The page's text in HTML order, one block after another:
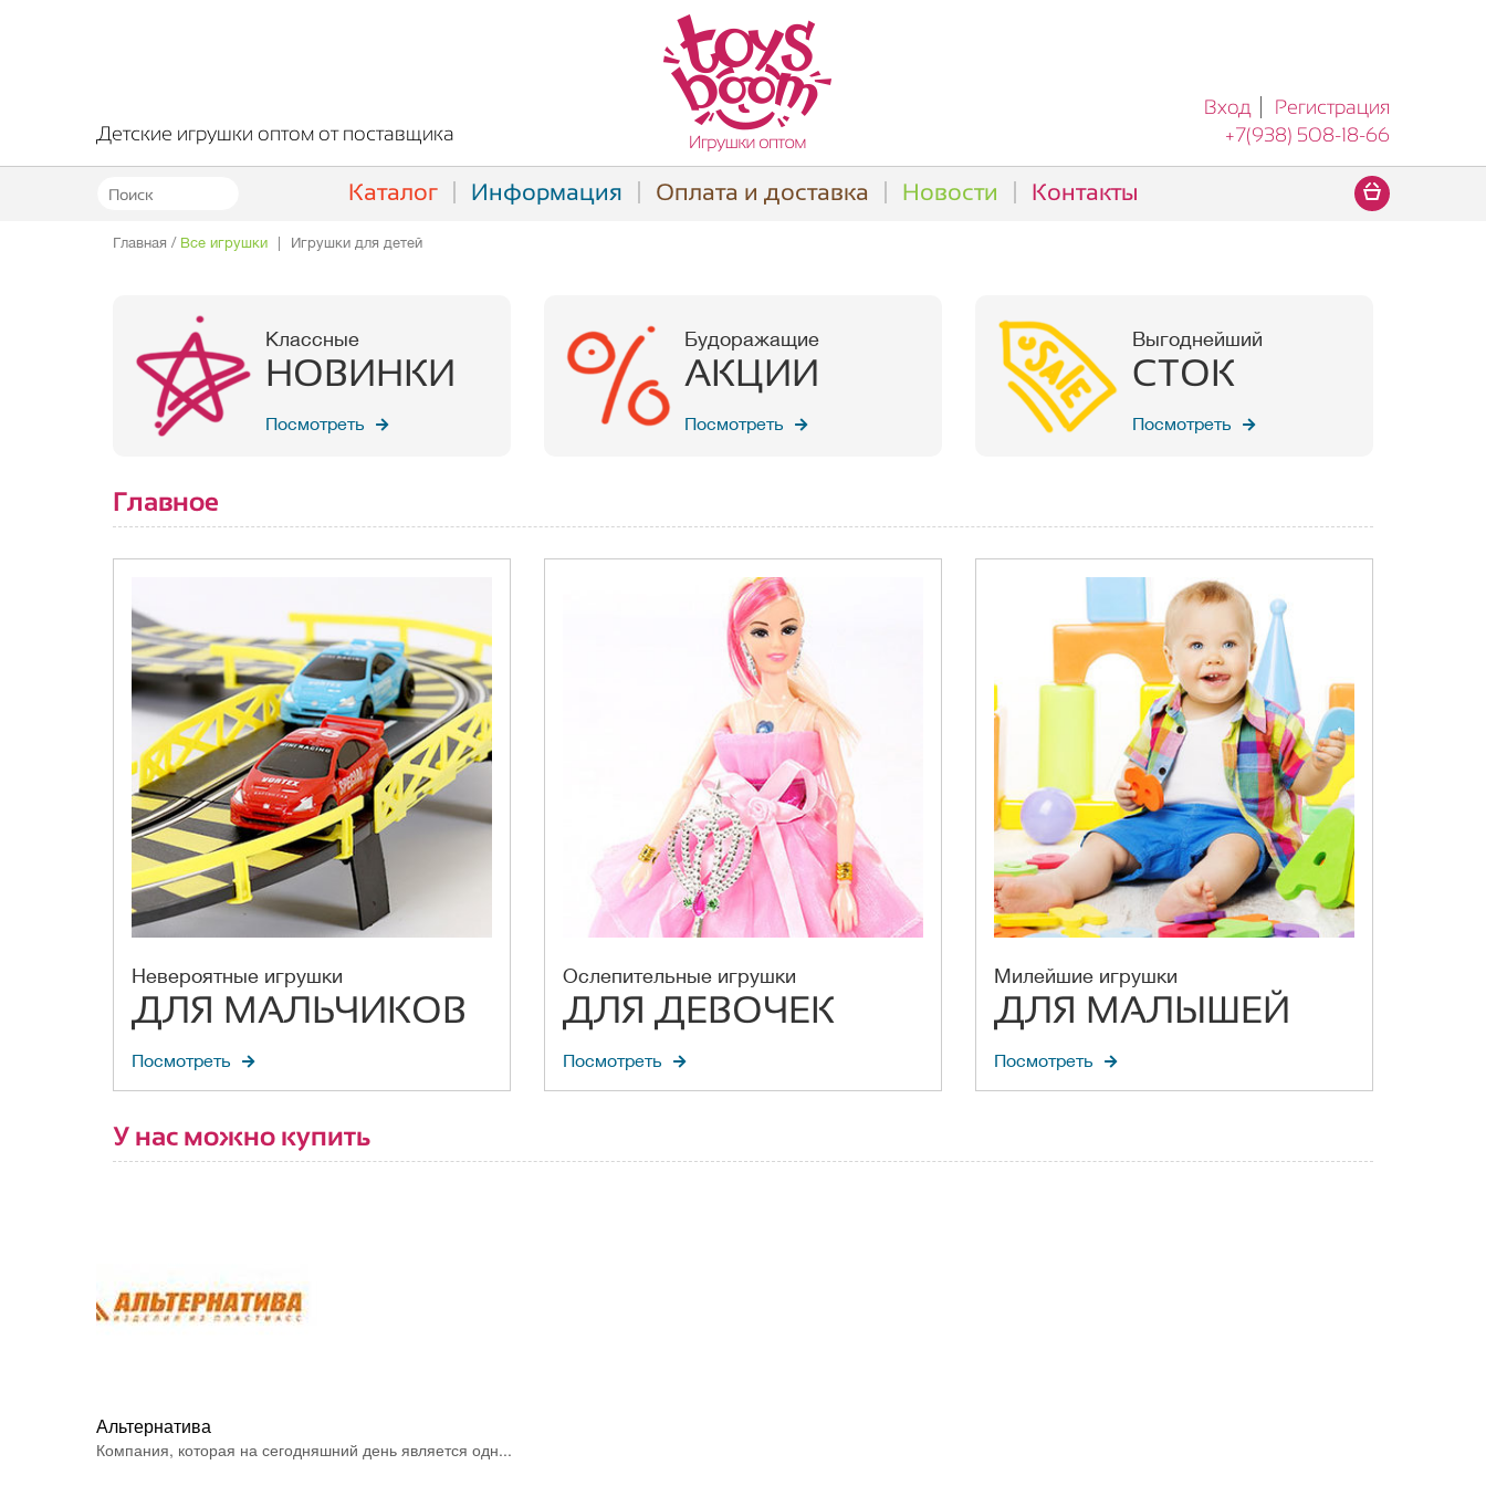
Детские игрушки оптом от поставщика
Вход
Регистрация
+7(938) 508-18-66
Каталог Информация Оплата и доставка Новости Контакты
Главная / Все игрушки Игрушки для детей
Классные
НОВИНКИ
Посмотреть
Будоражащие
АКЦИИ
Посмотреть
Выгоднейший
СТОК
Посмотреть
Главное
Невероятные игрушки
ДЛЯ МАЛЬЧИКОВ
Посмотреть
Ослепительные игрушки
ДЛЯ ДЕВОЧЕК
Посмотреть
Милейшие игрушки
ДЛЯ МАЛЫШЕЙ
Посмотреть
У нас можно купить
Альтернатива
Компания, которая на сегодняшний день является одн...